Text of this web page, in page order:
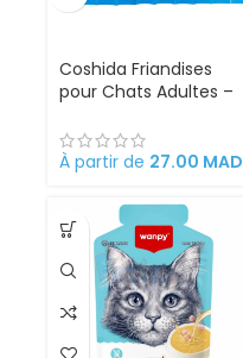
Coshida Friandises
pour Chats Adultes –
à la Volaille et au
Saumon – 10 Sticks
À partir de 27.00 MAD